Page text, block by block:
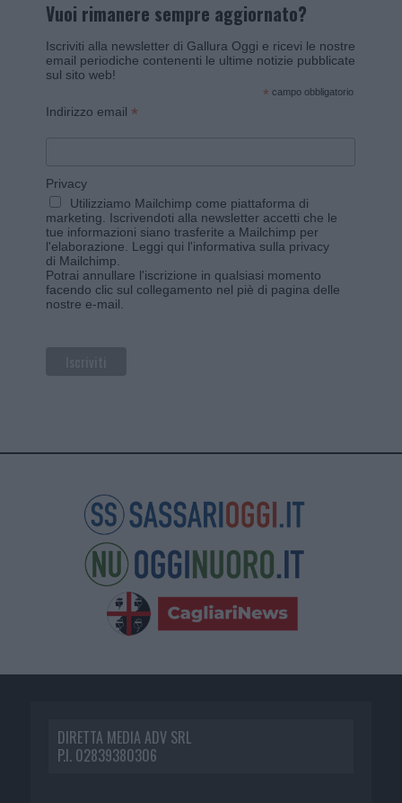
Vuoi rimanere sempre aggiornato?
Iscriviti alla newsletter di Gallura Oggi e ricevi le nostre
email periodiche contenenti le ultime notizie pubblicate
sul sito web!
* campo obbligatorio
Indirizzo email *
Privacy
Utilizziamo Mailchimp come piattaforma di
marketing. Iscrivendoti alla newsletter accetti che le
tue informazioni siano trasferite a Mailchimp per
l'elaborazione. Leggi qui l'informativa sulla privacy
di Mailchimp
Potrai annullare l'iscrizione in qualsiasi momento
facendo clic sul collegamento nel piè di pagina delle
nostre e-mail.
DIRETTA MEDIA ADV SRL
P.I. 02839380306